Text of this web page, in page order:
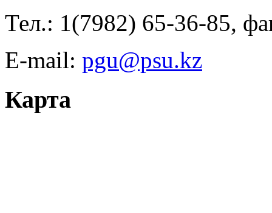
Тел.: 1(7982) 65-36-85,
E-mail: pgu@psu.kz
Карта